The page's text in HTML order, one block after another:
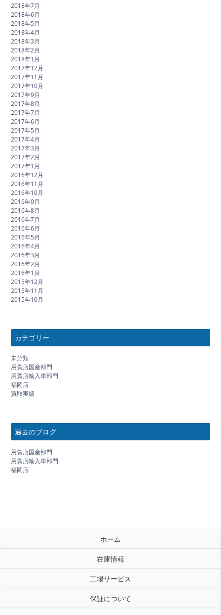
2018年7月
2018年6月
2018年5月
2018年4月
2018年3月
2018年2月
2018年1月
2017年12月
2017年11月
2017年10月
2017年9月
2017年8月
2017年7月
2017年6月
2017年5月
2017年4月
2017年3月
2017年2月
2017年1月
2016年12月
2016年11月
2016年10月
2016年9月
2016年8月
2016年7月
2016年6月
2016年5月
2016年4月
2016年3月
2016年2月
2016年1月
2015年12月
2015年11月
2015年10月
カテゴリー
未分類
用賀店国産部門
用賀店輸入車部門
福岡店
買取実績
過去のブログ
用賀店国産部門
用賀店輸入車部門
福岡店
ホーム
在庫情報
工場サービス
保証について